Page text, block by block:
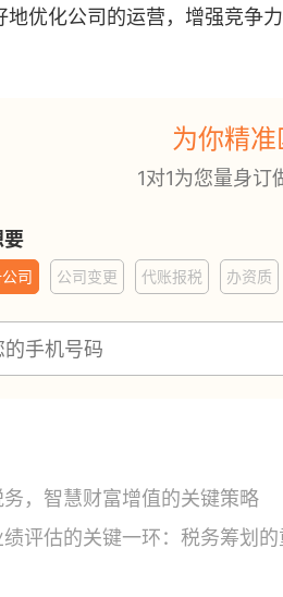
地优化公司的运营，增强竞争
为你精
1对1为您量身订
要
司 公司变更 代账报税 办资质
务，智慧财富增值的关键策略
评估的关键一环：税务筹划的